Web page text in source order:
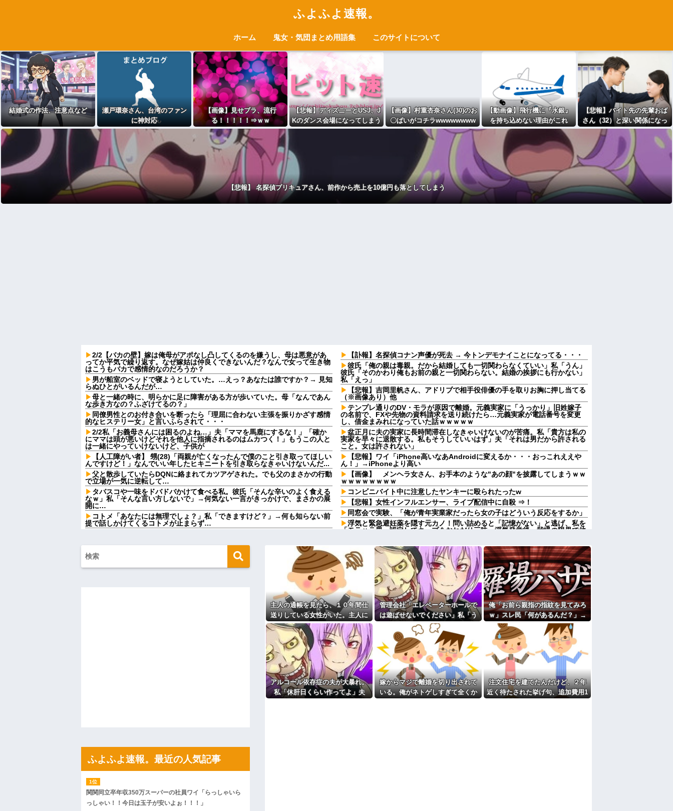
ふよふよ速報。
ホーム 鬼女・気団まとめ用語集 このサイトについて
結婚式の作法、注意点など
瀬戸環奈さん、台湾のファン
に神対応
【画像】見せブラ、流行
る！！！！！⇒ｗｗ
【悲報】ディズニーとUSJ、J
Kのダンス会場になってしまう
（※動画あり）
【画像】村重杏奈さん(30)のお
〇ぱいがコチラwwwwwwww
wwww
【動画像】飛行機に『水銀』
を持ち込めない理由がこれ
【→】
【悲報】バイト先の先輩おば
さん（32）と深い関係になっ
てしまった結果⇒ｗ
【悲報】 名探偵プリキュアさん、前作から売上を10億円も落としてしまう
2/2【バカの壁】嫁は俺母がアポなし凸してくるのを嫌うし、母は悪意があ
ってか平気で繰り返す。なぜ嫁姑は仲良くできないんだ？なんで女って生き物
はこうもバカで感情的なのだろうか？
男が船室のベッドで寝ようとしていた。…えっ？あなたは誰ですか？→ 見知
らぬひとがいるんだが…
母と一緒の時に、明らかに足に障害がある方が歩いていた。母「なんであん
な歩き方なの？ふざけてるの？」
同僚男性とのお付き合いを断ったら「理屈に合わない主張を振りかざす感情
的なヒステリー女」と言いふらされて・・・
2/2私「お義母さんには困るのよね…」夫「ママを馬鹿にするな！」「確か
にママは頭が悪いけどそれを他人に指摘されるのはムカつく！」もうこの人と
は一緒にやっていけないけど、子供が
【人工障がい者】 甥(28)「両親が亡くなったんで僕のこと引き取ってほしい
んですけど！」なんでいい年したヒキニートを引き取らなきゃいけないんだ...
父と散歩していたらDQNに絡まれてカツアゲされた。でも父のまさかの行動
で立場が一気に逆転して…
タバスコや一味をドバドバかけて食べる私。彼氏「そんな辛いのよく食える
なｗ」私「そんな言い方しないで」→何気ない一言がきっかけで、まさかの展
開に…
コトメ「あなたには無理でしょ？」私「できますけど？」→何も知らない前
提で話しかけてくるコトメが止まらず…
ATMで何度も入出金を繰り返す人に声をかけた若い女性にモヤっとする。若
い人ってそんな余裕ないのかな？
家族が車停める所は石畳でそこには２台家族の車停めてたんだけど、中庭の
芝生上に知らない車が4台停まっていた 父が運転手捕まえ「芝生を弁償して...
お前ら急げ！怪しい外人みつけたら法務省にタレコミしてみろ！意外と仕事
オワコン扱いされていたデジモンさん、令和に全盛期を超える利益を生み出
【速報】れいわ新選組さん「いのちの党」に改名ｗｗｗｗｗｗｗｗ
ごつ盛り焼きそばとかいう年１くらいで無性に食いたくなるやつｗｗｗｗｗ
【衝撃】浅田真央ちゃんの婚活条件がこちら←むしろコレは普通じゃね？w
【画像】 北海道、推定300kgのヒグマ登場ｗｗｗｗｗｗｗｗｗｗｗｗｗｗｗ
ハードオフに売っていた4万4000円のフィギュアがヤバすぎるｗｗｗｗｗｗ
後続車にクラクションを鳴らされ彼氏が逆切れ。「何クラクション鳴らして
んだ！降りてこいよ！」と怒鳴りだし...
【衝撃】報酬100万円超の治験募集がこちらｗｗｗｗｗ(※画像あり)
ｗｗｗｗｗｗｗｗｗｗ
【愕然】白のクラウン俺氏、高速道路左車線を制限速度で走った結果
wwwwwwwwwwww
【訃報】名探偵コナン声優が死去 → 今トンデモナイことになってる・・・
彼氏「俺の親は毒親。だから結婚しても一切関わらなくていい」私「うん」
彼氏「そのかわり俺もお前の親と一切関わらない。結婚の挨拶にも行かない」
私「えっ」
【悲報】吉岡里帆さん、アドリブで相手役俳優の手を取りお胸に押し当てる
（※画像あり）他
テンプレ通りのDV・モラが原因で離婚。元義実家に「うっかり」旧姓嫁子
の名前で、FXや先物の資料請求を送り続けたら…元義実家が電話番号を変更
し、借金まみれになっていた話ｗｗｗｗｗ
盆正月に夫の実家に長時間滞在しなきゃいけないのが苦痛。私「貴方は私の
実家を早々に退散する。私もそうしていいはず」夫「それは男だから許される
こと。女は許されない」
【悲報】ワイ「iPhone高いなあAndroidに変えるか・・・おっこれええや
ん！」→iPhoneより高い
【画像】 メンヘラ女さん、お手本のような"あの顔"を披露してしまうｗｗ
ｗｗｗｗｗｗｗｗ
コンビニバイト中に注意したヤンキーに殴られたったw
【悲報】女性インフルエンサー、ライブ配信中に自殺 ⇒！
同窓会で実験、「俺が青年実業家だったら女の子はどういう反応をするか」
浮気と緊急避妊薬を隠す元カノ！問い詰めると「記憶がない」と逃げ、私を
「モラハラ男」認定してキープ＆おねだり三昧。浮気発覚後、我慢の限界で他
盆正月に夫の実家に長時間滞在しなきゃいけないのが苦痛。私「貴方は私の
実家を早々に退散する。私もそうしていいはず」夫「それは男だから許される
こと。女は許されない」
ネットの広告が気持ち悪い…角栓、歯茎 苦情が急増
うちの猫、ほとんど鳴かないんだよな。 ○か月に一回くらいかな【再】
【切実】夫に無理と言われた私の7年の無視生活、その理由がコレｗｗｗ
実家で初めてのこたつにウキウキなクロ様。【再】
【徹底議論】近代日本史で最も取り返しのつかなかった失敗って何？
44歳無職です。精神科に通院中で生活保護を受けてます。妻に酷いことばか
りしたので離婚されそうです。「働くから」「心を入れ替えるから」と言って
も信じてもらえません。助けて
先生から電話があったんだけど、「～とか～」「～とか考えて～」と何度も
言ってたのが耳に残ってしまった
主な税金の成り立ちを調べてみたよ
主人の通帳を見たら、１０年間仕
送りしている女性がいた。主人に
問い詰めたら、白状して...
管理会社「エレベーターホールで
は遊ばせないでください」私「う
ちの子じゃないんですけど…」→
まさかの展開になり…
俺「お前ら親指の指紋を見てみろ
ｗ」スレ民「何があるんだ？」→
見た瞬間、思わず笑ってしまう人
が続出して…
アルコール依存症の夫が大暴れ。
私「休肝日くらい作ってよ」夫
嫁からマジで離婚を切り出されて
いる。俺がネトゲしすぎて全くか
注文住宅を建てたんだけど、２年
近く待たされた挙げ句、追加費用1
ふよふよ速報。最近の人気記事
関関同立卒年収350万スーパーの社員ワイ「らっしゃいら
っしゃい！！今日は玉子が安いよぉ！！！」